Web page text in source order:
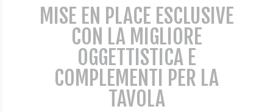
MISE EN PLACE ESCLUSIVE
CON LA MIGLIORE
OGGETTISTICA E
COMPLEMENTI PER LA
TAVOLA